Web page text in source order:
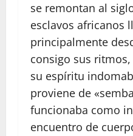
se remontan al
esclavos africanos
principalmente
consigo sus
su espíritu
proviene de
funcionaba como
encuentro de